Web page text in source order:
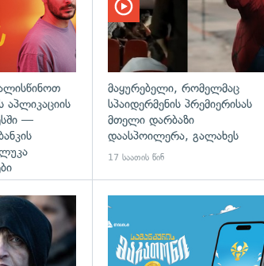
აპლიკაციის
—
მაყურებელი, რომელმაც
სპაიდერმენის პრემიერისას
მთელი დარბაზი
დაასპოილერა, გალახეს
17 საათის წინ